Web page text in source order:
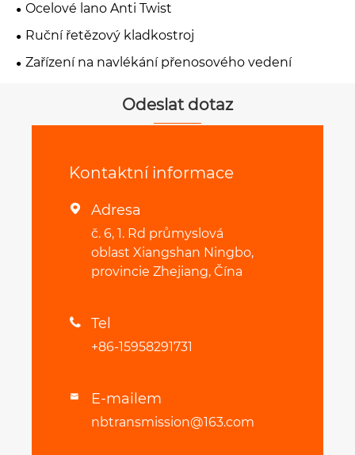
Ocelové lano Anti Twist
Ruční řetězový kladkostroj
Zařízení na navlékání přenosového vedení
Odeslat dotaz
Kontaktní informace
 Adresa
č. 6, 1. Rd průmyslová
oblast Xiangshan Ningbo,
provincie Zhejiang, Čína
 Tel
+86-15958291731
 E-mailem
nbtransmission@163.com